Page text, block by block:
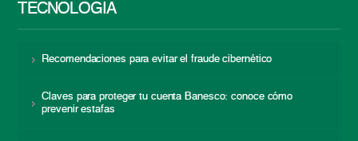
TECNOLOGÍA
Recomendaciones para evitar el fraude cibernético
Claves para proteger tu cuenta Banesco: conoce cómo
prevenir estafas